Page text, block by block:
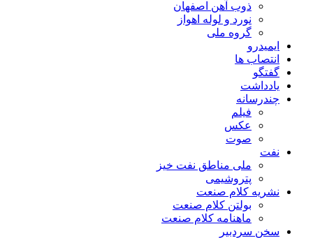
ذوب آهن اصفهان
نورد و لوله اهواز
گروه ملی
ایمیدرو
انتصاب ها
گفتگو
یادداشت
چندرسانه
فیلم
عکس
صوت
نفت
ملی مناطق نفت خیز
پتروشیمی
نشریه کلام صنعت
بولتن کلام صنعت
ماهنامه کلام صنعت
سخن سردبیر